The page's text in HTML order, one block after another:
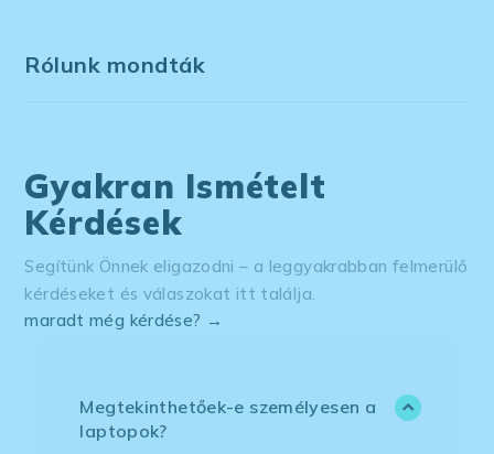
Rólunk mondták
Gyakran Ismételt
Kérdések
Segítünk Önnek eligazodni – a leggyakrabban felmerülő
kérdéseket és válaszokat itt találja.
maradt még kérdése? →
Megtekinthetőek-e személyesen a
laptopok?